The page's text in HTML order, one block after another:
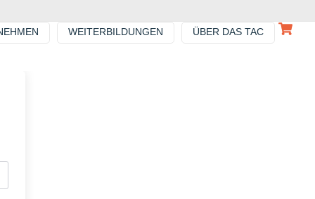
WEITERBILDUNGEN ÜBER DAS TAC